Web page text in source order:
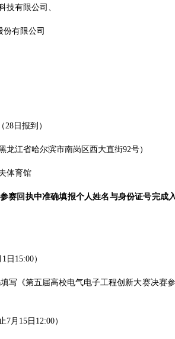
有限公司、
有限公司
日报到）
江省哈尔滨市南岗区西大直街92号）
体育馆
参赛回执中准确填报个人姓名与身份证号完成
日15:00）
《第五届高校电气电子工程创新大赛决赛
15日12:00）